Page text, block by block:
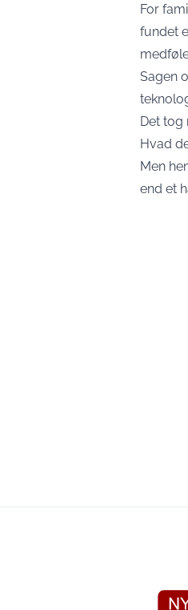
For
fundet
Sagen
Det tog
Hvad
Men
end et